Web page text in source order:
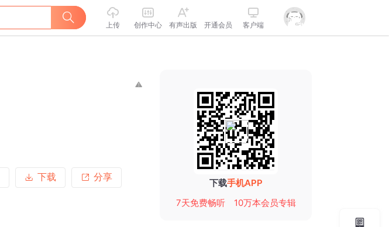
上传 创作中心 有声出版 开通会员 客户端
下载 分享
下载手机APP
7天免费畅听
10万本会员专辑